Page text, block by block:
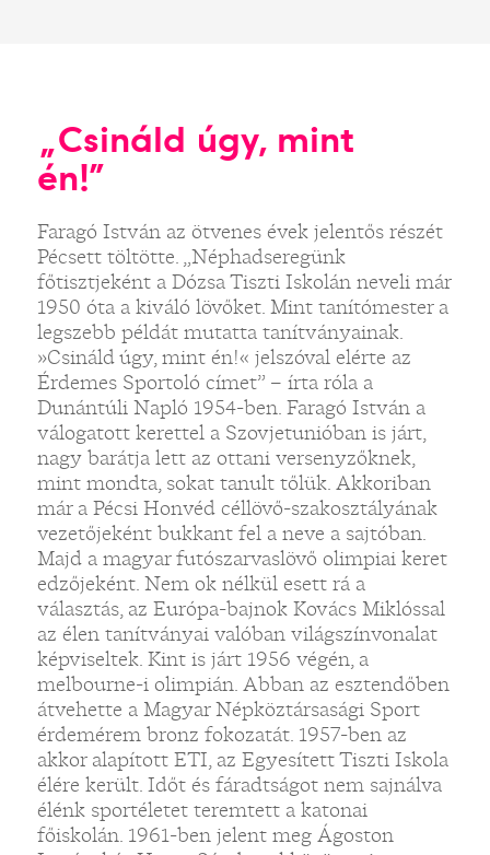
„Csináld úgy, mint
én!”
Faragó István az ötvenes évek jelentős részét
Pécsett töltötte. „Néphadseregünk
főtisztjeként a Dózsa Tiszti Iskolán neveli már
1950 óta a kiváló lövőket. Mint tanítómester a
legszebb példát mutatta tanítványainak.
»Csináld úgy, mint én!« jelszóval elérte az
Érdemes Sportoló címet” – írta róla a
Dunántúli Napló 1954-ben. Faragó István a
válogatott kerettel a Szovjetunióban is járt,
nagy barátja lett az ottani versenyzőknek,
mint mondta, sokat tanult tőlük. Akkoriban
már a Pécsi Honvéd céllövő-szakosztályának
vezetőjeként bukkant fel a neve a sajtóban.
Majd a magyar futószarvaslövő olimpiai keret
edzőjeként. Nem ok nélkül esett rá a
választás, az Európa-bajnok Kovács Miklóssal
az élen tanítványai valóban világszínvonalat
képviseltek. Kint is járt 1956 végén, a
melbourne-i olimpián. Abban az esztendőben
átvehette a Magyar Népköztársasági Sport
érdemérem bronz fokozatát. 1957-ben az
akkor alapított ETI, az Egyesített Tiszti Iskola
élére került. Időt és fáradtságot nem sajnálva
élénk sportéletet teremtett a katonai
főiskolán. 1961-ben jelent meg Ágoston